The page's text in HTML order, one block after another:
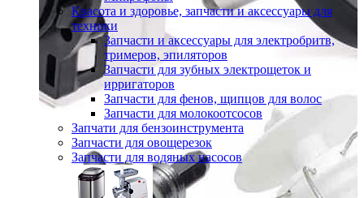
Красота и здоровье, запчасти и аксессуары для
техники
Запчасти и аксессуары для электробритв,
тримеров, эпиляторов
Запчасти для зубных электрощеток и
ирригаторов
Запчасти для фенов, щипцов для волос
Запчасти для молокоотсосов
Запчати для бензоинструмента
Запчасти для овощерезок
Запчасти для водяных насосов